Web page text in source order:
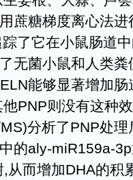
蔗糖梯度离心法
了它在小鼠肠道
无菌小鼠和人类
能够显著增加
PNP则没有这种
分析了PNP处
的aly-miR159a-
从而增加DHA的积